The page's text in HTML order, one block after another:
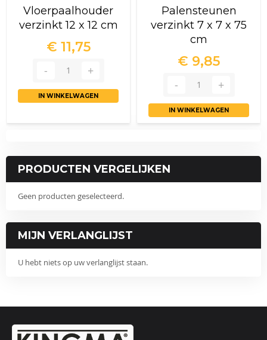
Vloerpaalhouder
verzinkt 12 x 12 cm
€ 11,75
IN WINKELWAGEN
Palensteunen
verzinkt 7 x 7 x 75
cm
€ 9,85
IN WINKELWAGEN
PRODUCTEN VERGELIJKEN
Geen producten geselecteerd.
MIJN VERLANGLIJST
U hebt niets op uw verlanglijst staan.